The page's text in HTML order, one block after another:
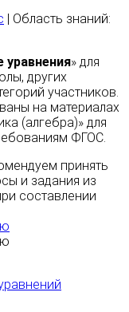
| Область знаний:
уравнения» для
других
участников.
на материалах
(алгебра)» для
ФГОС.
принять
и задания из
составлении